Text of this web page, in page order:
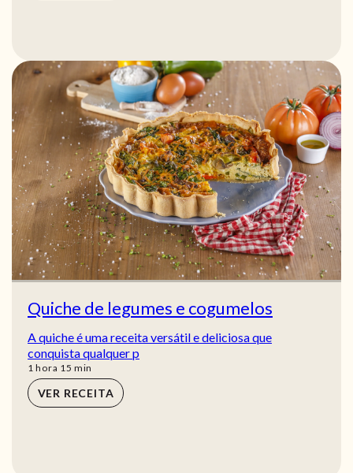
Quiche de legumes e cogumelos
A quiche é uma receita versátil e deliciosa que
conquista qualquer p
1 hora
hora 15 min
min
VER RECEITA